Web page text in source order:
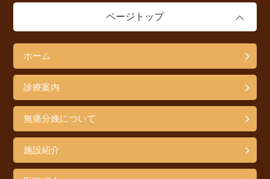
ページトップ
ホーム
診療案内
無痛分娩について
施設紹介